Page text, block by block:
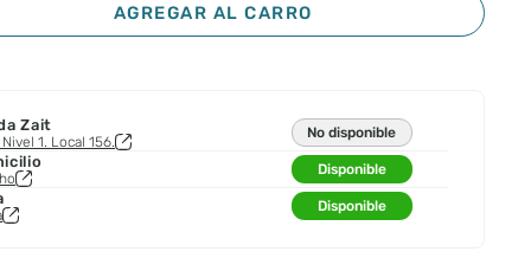
AGREGAR AL CARRO
Zait
1. Local 156.
No disponible
Disponible
Disponible